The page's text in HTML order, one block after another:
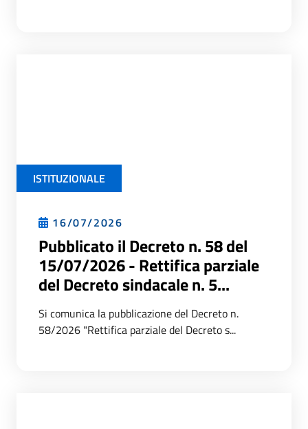
ISTITUZIONALE
16/07/2026
Pubblicato il Decreto n. 58 del
15/07/2026 - Rettifica parziale
del Decreto sindacale n. 5...
Si comunica la pubblicazione del Decreto n.
58/2026 "Rettifica parziale del Decreto s...